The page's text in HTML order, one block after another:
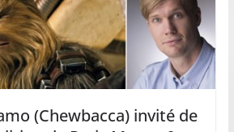
(Chewbacca) invité de